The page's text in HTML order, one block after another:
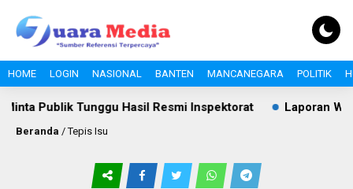
HOME LOGIN NASIONAL BANTEN MANCANEGARA POLITIK
Publik Tunggu Hasil Resmi Inspektorat Laporan
Beranda /Tepis Isu